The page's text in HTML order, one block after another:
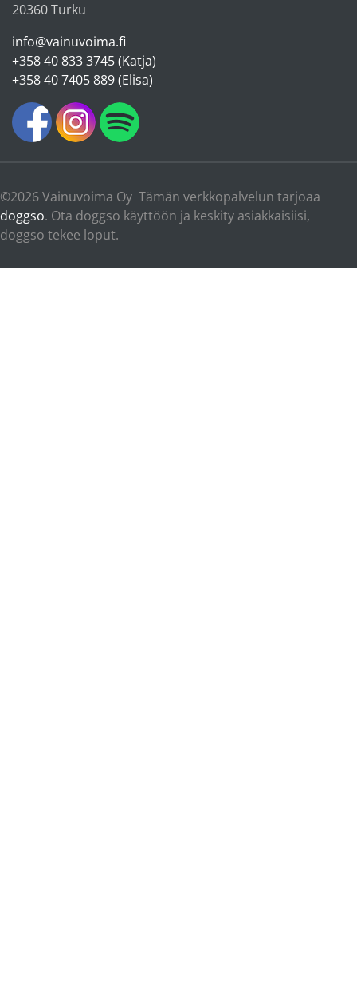
20360 Turku
info@vainuvoima.fi
+358 40 833 3745 (Katja)
+358 40 7405 889 (Elisa)
©2026 Vainuvoima Oy Tämän verkkopalvelun tarjoaa
doggso. Ota doggso käyttöön ja keskity asiakkaisiisi,
doggso tekee loput.